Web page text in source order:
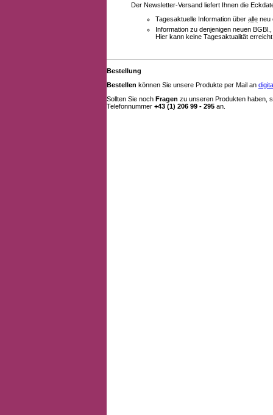
Der Newsletter-Versand liefert Ihnen die
Tagesaktuelle Information über alle neu
Information zu denjenigen neuen
Hier kann keine Tagesaktualität
Bestellung
Bestellen können Sie unsere Produkte per Mail an
Sollten Sie noch Fragen zu unseren Produkten haben,
Telefonnummer +43 (1) 206 99 - 295 an.